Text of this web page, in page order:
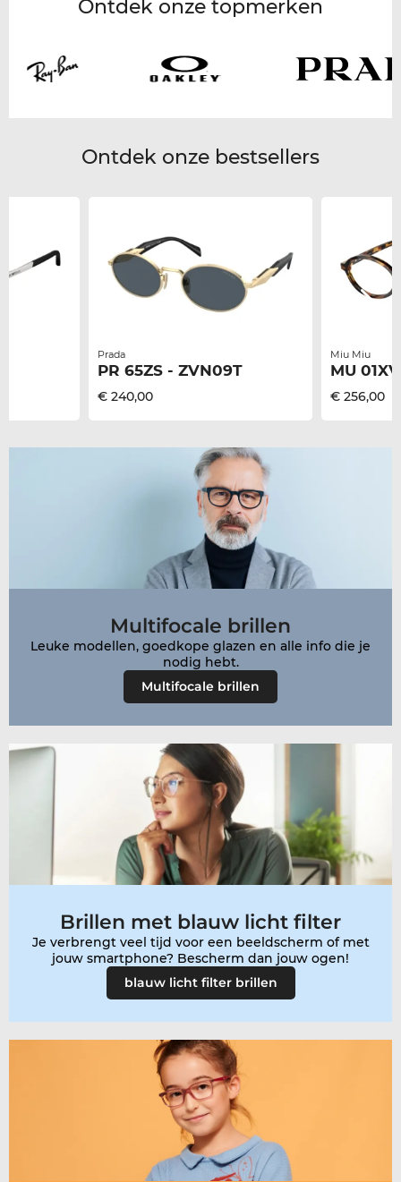
Ontdek onze topmerken
Ontdek onze bestsellers
€ 240,00
Prada
PR 65ZS - ZVN09T
€ 256,00
Miu Miu
MU
Multifocale brillen
Leuke modellen, goedkope glazen en alle info die je
nodig hebt.
Multifocale brillen
Brillen met blauw licht filter
Je verbrengt veel tijd voor een beeldscherm of met
blauw licht filter brillen